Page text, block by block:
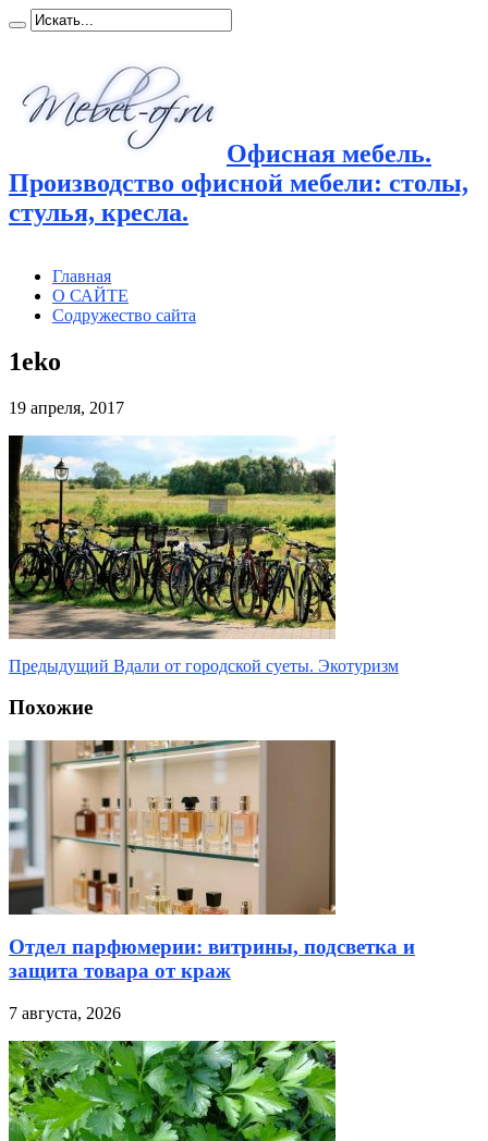
Офисная мебель.
Производство офисной мебели: столы,
стулья, кресла.
Главная
О САЙТЕ
Содружество сайта
1eko
19 апреля, 2017
Предыдущий Вдали от городской суеты. Экотуризм
Похожие
Отдел парфюмерии: витрины, подсветка и
защита товара от краж
7 августа, 2026